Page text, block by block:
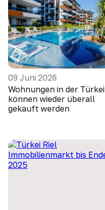
09 Juni 2026
Wohnungen in der Türkei
können wieder überall
gekauft werden